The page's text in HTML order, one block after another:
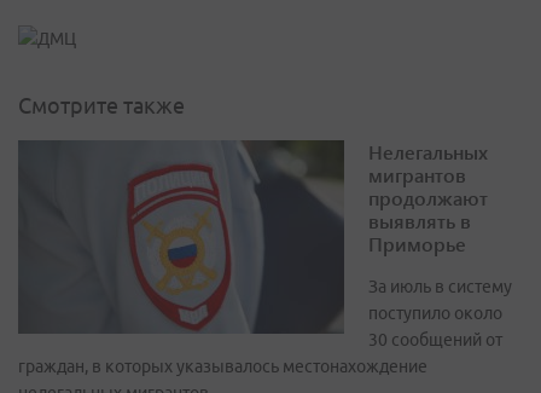
Смотрите также
Нелегальных
мигрантов
продолжают
выявлять в
Приморье
За июль в систему
поступило около
30 сообщений от
граждан, в которых указывалось местонахождение